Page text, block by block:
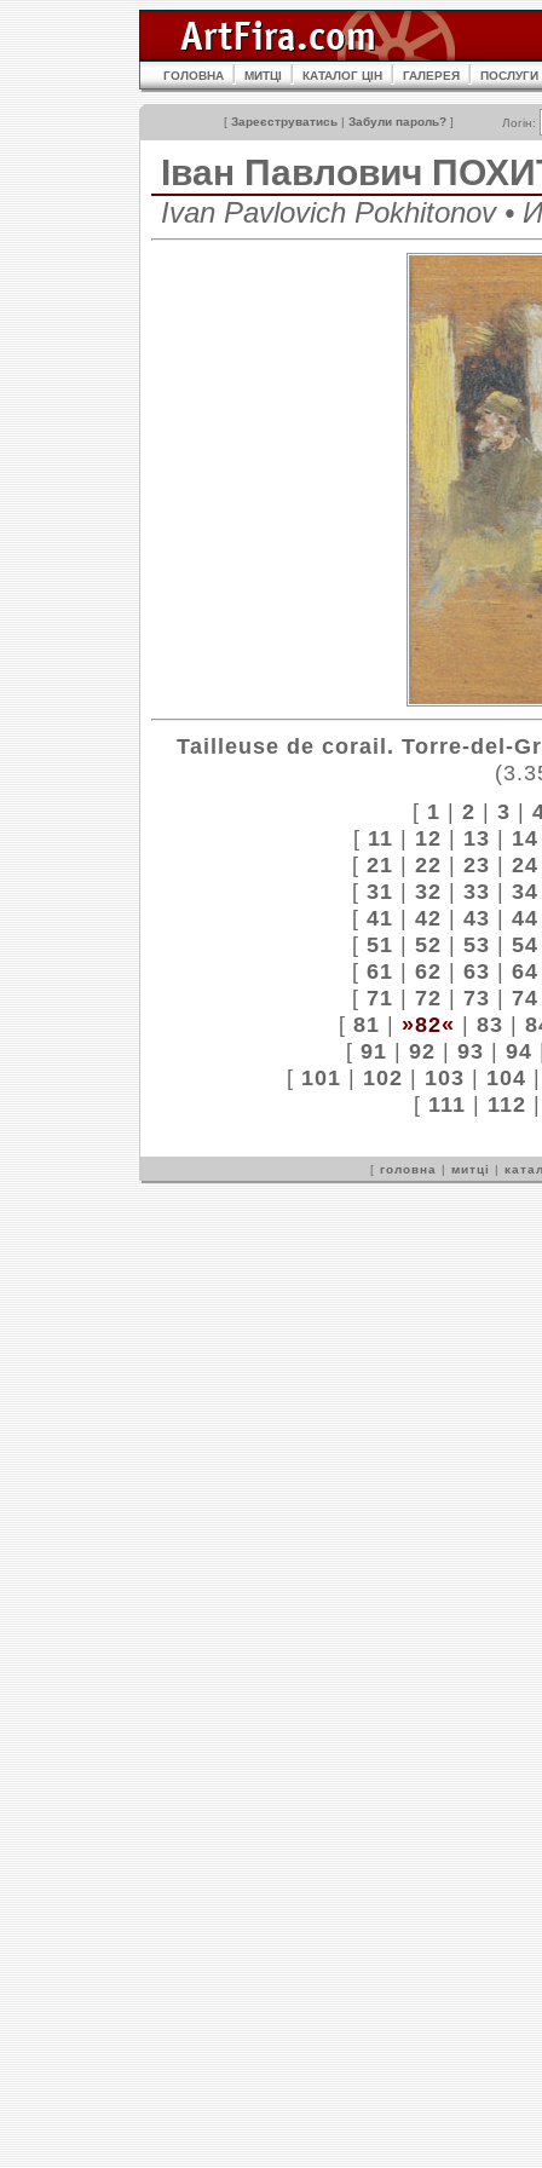
ГОЛОВНА МИТЦІ КАТАЛОГ ЦІН ГАЛЕРЕЯ ПОСЛУГИ
[ Зареєструватись | Забули пароль? ] Логін:
Іван Павлович
Ivan Pavlovich Pokhitonov •
Tailleuse de corail. Torre-del-
[ 1 | 2 | 3 |
[ 11 | 12 | 13 | 14
[ 21 | 22 | 23 | 24
[ 31 | 32 | 33 | 34
[ 41 | 42 | 43 | 44
[ 51 | 52 | 53 | 54
[ 61 | 62 | 63 | 64
[ 71 | 72 | 73 | 74
[ 81 | »82« | 83 |
[ 91 | 92 | 93 | 94
[ 101 | 102 | 103 | 104
[ 111 | 112
[ головна | митці |